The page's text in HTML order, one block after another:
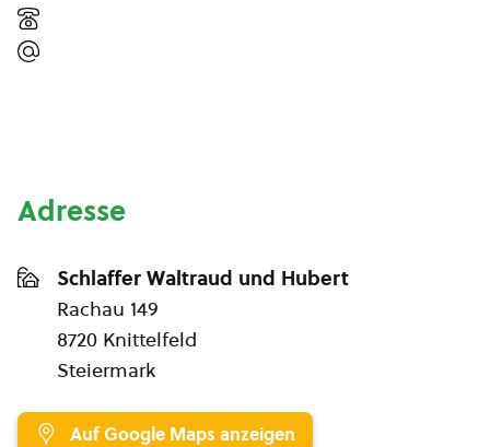
Adresse
Schlaffer Waltraud und Hubert
Rachau 149
8720 Knittelfeld
Steiermark
Auf Google Maps anzeigen